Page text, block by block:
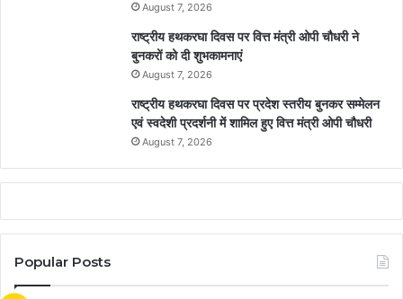
August 7, 2026
राष्ट्रीय हथकरघा दिवस पर वित्त मंत्री ओपी चौधरी ने
बुनकरों को दी शुभकामनाएं
August 7, 2026
राष्ट्रीय हथकरघा दिवस पर प्रदेश स्तरीय बुनकर सम्मेलन
एवं स्वदेशी प्रदर्शनी में शामिल हुए वित्त मंत्री ओपी चौधरी
August 7, 2026
Popular Posts